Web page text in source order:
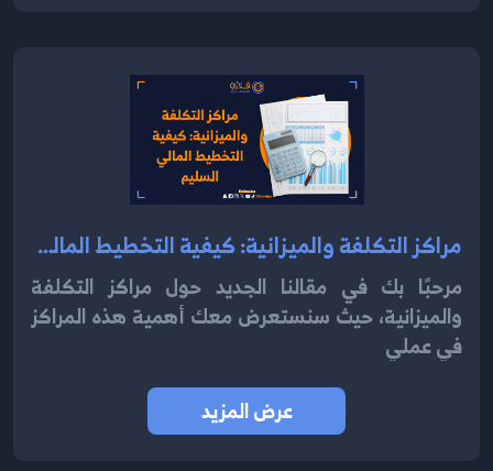
مراكز التكلفة والميزانية: كيفية التخطيط المالي السليم 2024
مرحبًا بك في مقالنا الجديد حول مراكز التكلفة
والميزانية، حيث سنستعرض معك أهمية هذه المراكز
في عملي
عرض المزيد